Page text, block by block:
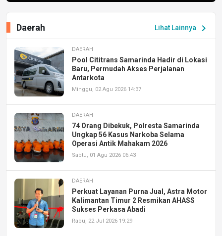
Lihat Lainnya chevron_right
Daerah
DAERAH
Pool Cititrans Samarinda Hadir di Lokasi
Baru, Permudah Akses Perjalanan
Antarkota
Minggu, 02 Agu 2026 14:37
DAERAH
74 Orang Dibekuk, Polresta Samarinda
Ungkap 56 Kasus Narkoba Selama
Operasi Antik Mahakam 2026
Sabtu, 01 Agu 2026 06:43
DAERAH
Perkuat Layanan Purna Jual, Astra Motor
Kalimantan Timur 2 Resmikan AHASS
Sukses Perkasa Abadi
Rabu, 22 Jul 2026 19:29